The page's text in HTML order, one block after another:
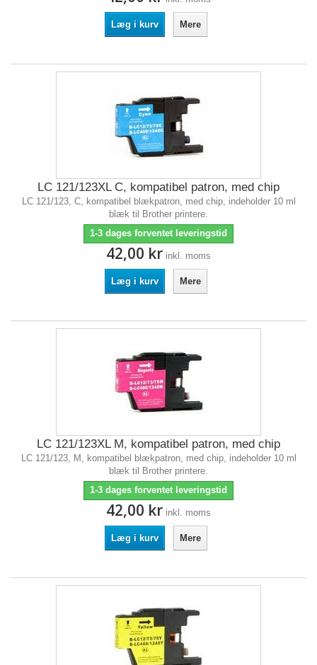
Læg i kurv Mere
LC 121/123XL C, kompatibel patron, med chip
LC 121/123, C, kompatibel blækpatron, med chip, indeholder 10 ml
blæk til Brother printere.
1-3 dages forventet leveringstid
42,00 kr inkl. moms
Læg i kurv Mere
LC 121/123XL M, kompatibel patron, med chip
LC 121/123, M, kompatibel blækpatron, med chip, indeholder 10 ml
blæk til Brother printere.
1-3 dages forventet leveringstid
42,00 kr inkl. moms
Læg i kurv Mere